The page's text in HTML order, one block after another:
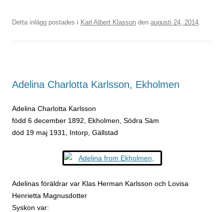
Detta inlägg postades i Karl Albert Klasson den augusti 24, 2014.
Adelina Charlotta Karlsson, Ekholmen
Adelina Charlotta Karlsson
född 6 december 1892, Ekholmen, Södra Säm
död 19 maj 1931, Intorp, Gällstad
Adelinas föräldrar var Klas Herman Karlsson och Lovisa
Henrietta Magnusdotter
Syskon var: